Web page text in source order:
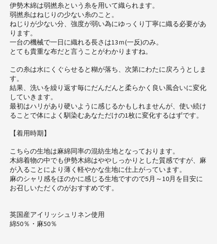
伊勢木綿は弱撚糸という糸を用いて織られます。
弱撚糸はねじりの少ない糸のこと。
ねじりが少ない分、強度が弱い為にゆっくり丁寧に織る必要があ
ります。
一台の機械で一日に織れる長さは13ｍ(一反)のみ。
とても貴重な布だと言うことがわかりますね。
この糸は水にくぐらせると糊が落ち、次第にわたに戻ろうとしま
す。
結果、洗いを繰り返す毎にだんだんと柔らかく良い風合いに変化
していきます。
最初はハリがあり硬いように感じるかもしれませんが、使い続け
ることで体によく馴染むあなただけの1枚に変化するはずです。
【着用時期】
こちらの生地は麻綿同率の混紡生地となっております。
木綿着物の中でも伊勢木綿はややしっかりとした質感ですが、麻
が入ることにより薄く軽やかな生地に仕上がっています。
麻のシャリ感をほのかに感じる生地ですので5月～10月を目安に
お召しいただくのがおすすめです。
英国産アイリッシュリネン使用
綿50％・麻50％